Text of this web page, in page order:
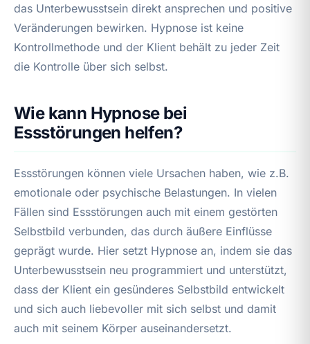
das Unterbewusstsein direkt ansprechen und positive
Veränderungen bewirken. Hypnose ist keine
Kontrollmethode und der Klient behält zu jeder Zeit
die Kontrolle über sich selbst.
Wie kann Hypnose bei
Essstörungen helfen?
Essstörungen können viele Ursachen haben, wie z.B.
emotionale oder psychische Belastungen. In vielen
Fällen sind Essstörungen auch mit einem gestörten
Selbstbild verbunden, das durch äußere Einflüsse
geprägt wurde. Hier setzt Hypnose an, indem sie das
Unterbewusstsein neu programmiert und unterstützt,
dass der Klient ein gesünderes Selbstbild entwickelt
und sich auch liebevoller mit sich selbst und damit
auch mit seinem Körper auseinandersetzt.